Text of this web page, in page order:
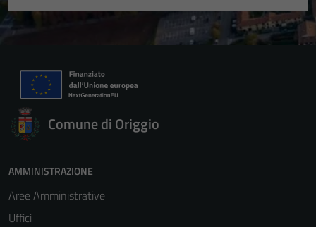
Comune di Origgio
AMMINISTRAZIONE
Aree Amministrative
Uffici